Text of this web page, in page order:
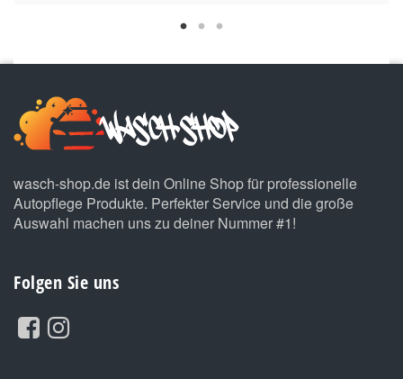
wasch-shop.de ist dein Online Shop für professionelle
Autopflege Produkte. Perfekter Service und die große
Auswahl machen uns zu deiner Nummer #1!
Folgen Sie uns